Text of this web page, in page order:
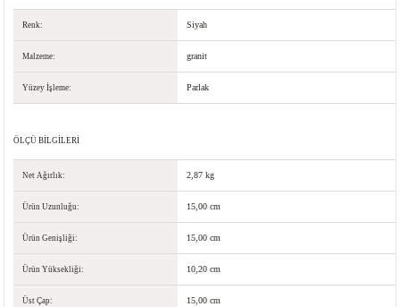
Renk: Siyah
Malzeme: granit
Yüzey İşleme: Parlak
ÖLÇÜ BİLGİLERİ
Net Ağırlık: 2,87 kg
Ürün Uzunluğu: 15,00 cm
Ürün Genişliği: 15,00 cm
Ürün Yüksekliği: 10,20 cm
Üst Çap: 15,00 cm